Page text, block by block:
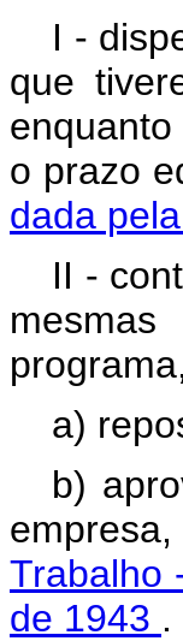
I -
que
o prazo
dada
II -
a)
b)
Trabalho
de 1943 .